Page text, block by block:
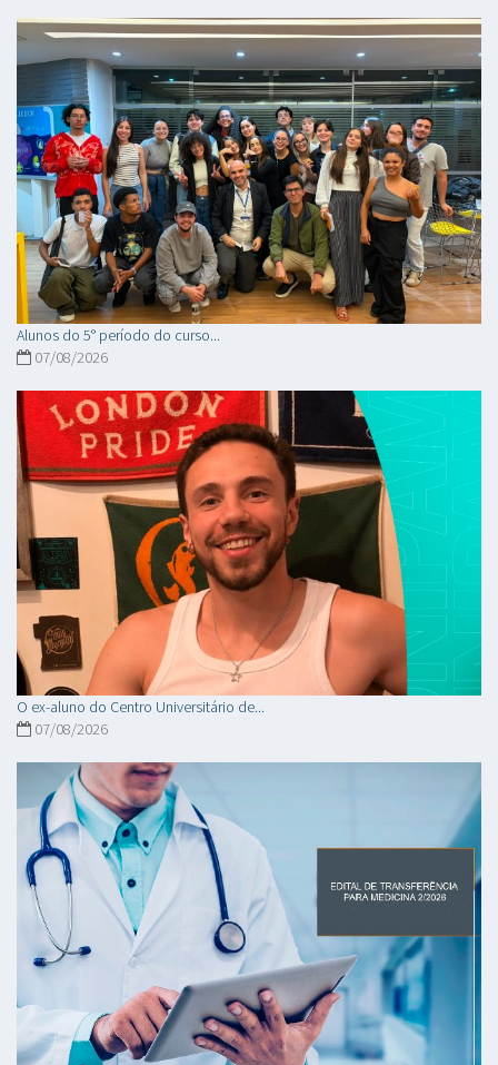
Alunos do 5° período do curso...
07/08/2026
O ex-aluno do Centro Universitário de...
07/08/2026